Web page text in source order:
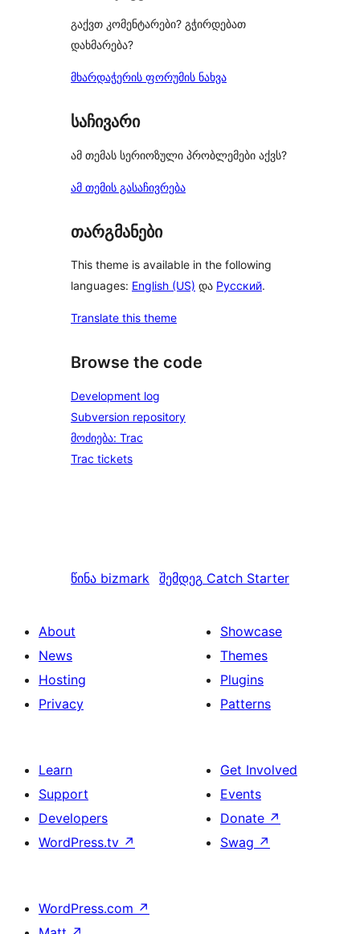
გაქვთ კომენტარები? გჭირდებათ
დახმარება?
მხარდაჭერის ფორუმის ნახვა
საჩივარი
ამ თემას სერიოზული პრობლემები აქვს?
ამ თემის გასაჩივრება
თარგმანები
This theme is available in the following
languages: English (US) და Русский.
Translate this theme
Browse the code
Development log
Subversion repository
მოძიება: Trac
Trac tickets
წინა bizmark შემდეგ Catch Starter
About
News
Hosting
Privacy
Showcase
Themes
Plugins
Patterns
Learn
Support
Developers
WordPress.tv ↗
Get Involved
Events
Donate ↗
Swag ↗
WordPress.com ↗